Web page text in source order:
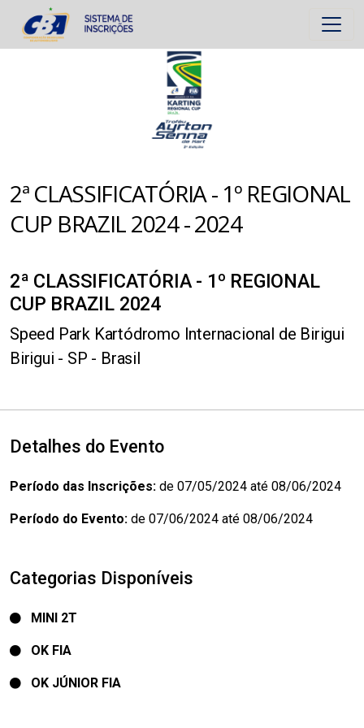
2ª CLASSIFICATÓRIA - 1º REGIONAL
CUP BRAZIL 2024 - 2024
2ª CLASSIFICATÓRIA - 1º REGIONAL
CUP BRAZIL 2024
Speed Park Kartódromo Internacional de Birigui
Birigui - SP - Brasil
Detalhes do Evento
Período das Inscrições: de 07/05/2024 até 08/06/2024
Período do Evento: de 07/06/2024 até 08/06/2024
Categorias Disponíveis
MINI 2T
OK FIA
OK JÚNIOR FIA